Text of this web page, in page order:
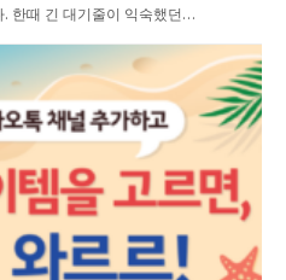
. 한때 긴 대기줄이 익숙했던…